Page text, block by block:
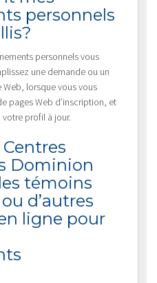
personnels
personnels vous
une demande ou un
lorsque vous vous
pages Web d’inscription, et
profil à jour.
Dominion
témoins
d’autres
ligne pour